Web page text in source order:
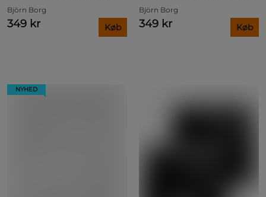
Björn Borg
349 kr Køb
Björn Borg
349 kr Køb
NYHED